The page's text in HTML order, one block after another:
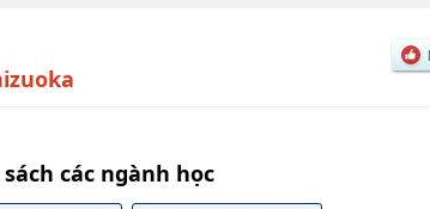
các ngành học